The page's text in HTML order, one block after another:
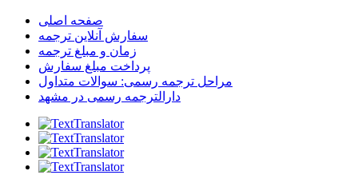
صفحه اصلی
سفارش آنلاین ترجمه
زمان و مبلغ ترجمه
پرداخت مبلغ سفارش
مراحل ترجمه رسمی: سوالات متداول
دارالترجمه رسمی در مشهد